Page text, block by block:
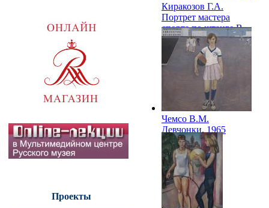
Проекты
Киракозов Г.А.
Портрет мастера
спорта по штанге В.
Рыбкина. 1965
Чемсо В.М.
Девчонки. 1965